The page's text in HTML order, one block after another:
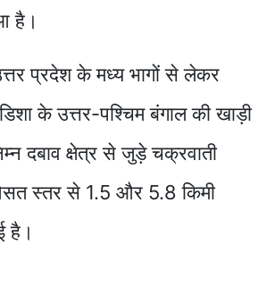
है।
प्रदेश के मध्य भागों से लेकर
के उत्तर-पश्चिम बंगाल की खाड़ी
दबाव क्षेत्र से जुड़े चक्रवाती
स्तर से 1.5 और 5.8 किमी
है।